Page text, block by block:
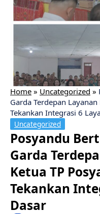
Home » Uncategorized »
Garda Terdepan
Tekankan Integrasi 6
Uncategorized
Posyandu
Garda
Ketua TP
Tekankan
Dasar